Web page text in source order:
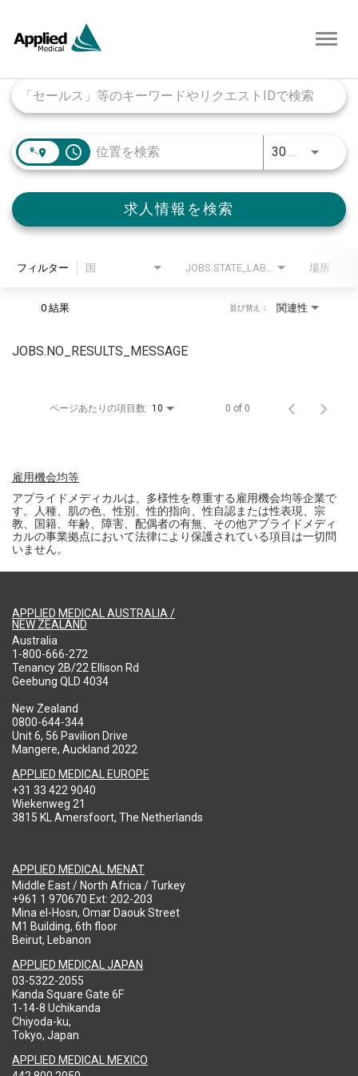
access_time 30 キロメートル
求人情報を検索
フィルター 国 場所
0 結果 関連性
並び替え：
JOBS.NO_RESULTS_MESSAGE
ページあたりの項目数 10 0 of 0
雇用機会均等
アプライドメディカルは、多様性を尊重する雇用機会均等企業で
す。人種、肌の色、性別、性的指向、性自認または性表現、宗
教、国籍、年齢、障害、配偶者の有無、その他アプライドメディ
カルの事業拠点において法律により保護されている項目は一切問
いません。
APPLIED MEDICAL AUSTRALIA /
NEW ZEALAND
Australia
1-800-666-272
Tenancy 2B/22 Ellison Rd
Geebung QLD 4034
New Zealand
0800-644-344
Unit 6, 56 Pavilion Drive
Mangere, Auckland 2022
APPLIED MEDICAL EUROPE
+31 33 422 9040
Wiekenweg 21
3815 KL Amersfoort, The Netherlands
APPLIED MEDICAL MENAT
Middle East / North Africa / Turkey
+961 1 970670 Ext: 202-203
Mina el-Hosn, Omar Daouk Street
M1 Building, 6th floor
Beirut, Lebanon
APPLIED MEDICAL JAPAN
03-5322-2055
Kanda Square Gate 6F
1-14-8 Uchikanda
Chiyoda-ku,
Tokyo, Japan
APPLIED MEDICAL MEXICO